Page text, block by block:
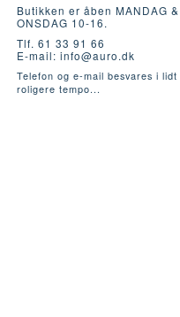
Butikken er åben MANDAG &
ONSDAG 10-16.
Tlf. 61 33 91 66
E-mail: info@auro.dk
Telefon og e-mail besvares i lidt
roligere tempo...